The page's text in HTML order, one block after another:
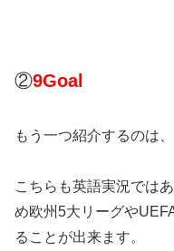
②9Goal
もう一つ紹介するのは、
こちらも英語実況では
め欧州5大リーグや
ることが出来ます。